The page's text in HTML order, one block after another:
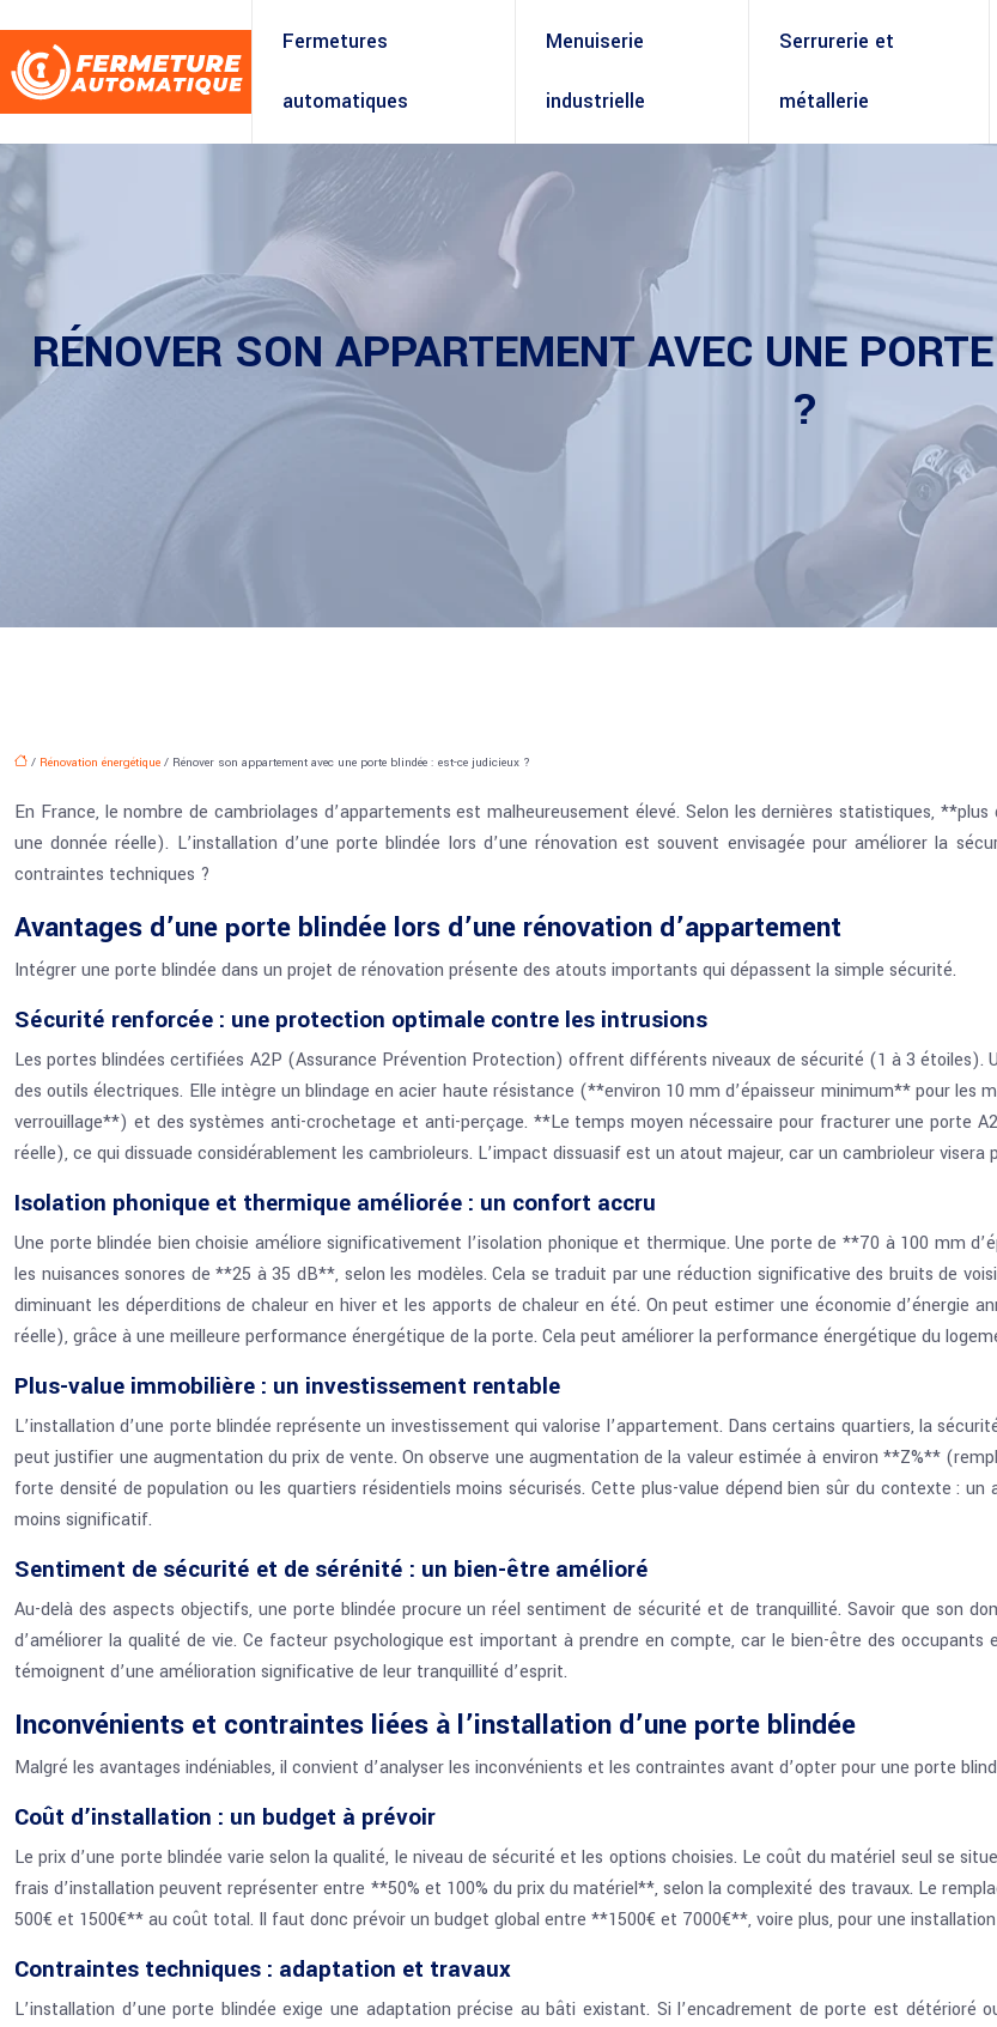
Fermetures
automatiques
Menuiserie
industrielle
Serrurerie et
métallerie
RÉNOVER SON APPARTEMENT AVEC UNE
?
/ Rénovation énergétique / Rénover son appartement avec une porte blindée : est-ce judicieux ?
En France, le nombre de cambriolages d’appartements est malheureusement élevé. Selon les dernières statistiques,
une donnée réelle). L’installation d’une porte blindée lors d’une rénovation est souvent envisagée pour améliorer la
contraintes techniques ?
Avantages d’une porte blindée lors d’une rénovation d’appartement
Intégrer une porte blindée dans un projet de rénovation présente des atouts importants qui dépassent la simple sécurité.
Sécurité renforcée : une protection optimale contre les intrusions
Les portes blindées certifiées A2P (Assurance Prévention Protection) offrent différents niveaux de sécurité (1 à 3 étoiles).
des outils électriques. Elle intègre un blindage en acier haute résistance (**environ 10 mm d’épaisseur minimum** pour
verrouillage**) et des systèmes anti-crochetage et anti-perçage. **Le temps moyen nécessaire pour fracturer une porte
réelle), ce qui dissuade considérablement les cambrioleurs. L’impact dissuasif est un atout majeur, car un cambrioleur
Isolation phonique et thermique améliorée : un confort accru
Une porte blindée bien choisie améliore significativement l’isolation phonique et thermique. Une porte de **70 à 100 mm
les nuisances sonores de **25 à 35 dB**, selon les modèles. Cela se traduit par une réduction significative des bruits de
diminuant les déperditions de chaleur en hiver et les apports de chaleur en été. On peut estimer une économie d’énergie
réelle), grâce à une meilleure performance énergétique de la porte. Cela peut améliorer la performance énergétique du
Plus-value immobilière : un investissement rentable
L’installation d’une porte blindée représente un investissement qui valorise l’appartement. Dans certains quartiers, la
peut justifier une augmentation du prix de vente. On observe une augmentation de la valeur estimée à environ **Z%**
forte densité de population ou les quartiers résidentiels moins sécurisés. Cette plus-value dépend bien sûr du contexte :
moins significatif.
Sentiment de sécurité et de sérénité : un bien-être amélioré
Au-delà des aspects objectifs, une porte blindée procure un réel sentiment de sécurité et de tranquillité. Savoir que son
d’améliorer la qualité de vie. Ce facteur psychologique est important à prendre en compte, car le bien-être des
témoignent d’une amélioration significative de leur tranquillité d’esprit.
Inconvénients et contraintes liées à l’installation d’une porte blindée
Malgré les avantages indéniables, il convient d’analyser les inconvénients et les contraintes avant d’opter pour une porte
Coût d’installation : un budget à prévoir
Le prix d’une porte blindée varie selon la qualité, le niveau de sécurité et les options choisies. Le coût du matériel seul se
frais d’installation peuvent représenter entre **50% et 100% du prix du matériel**, selon la complexité des travaux. Le
500€ et 1500€** au coût total. Il faut donc prévoir un budget global entre **1500€ et 7000€**, voire plus, pour une
Contraintes techniques : adaptation et travaux
L’installation d’une porte blindée exige une adaptation précise au bâti existant. Si l’encadrement de porte est